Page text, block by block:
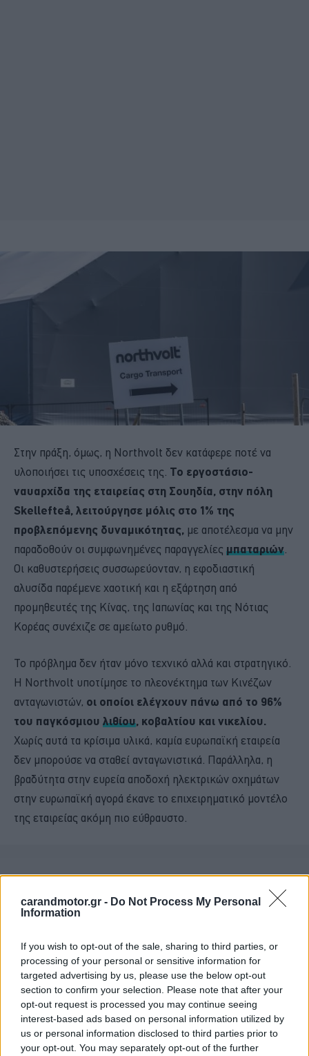
carandmotor.gr - Do Not Process My Personal
Information
If you wish to opt-out of the sale, sharing to third parties, or
processing of your personal or sensitive information for
targeted advertising by us, please use the below opt-out
section to confirm your selection. Please note that after your
opt-out request is processed you may continue seeing
interest-based ads based on personal information utilized by
us or personal information disclosed to third parties prior to
your opt-out. You may separately opt-out of the further
Στην πράξη, όμως, η Northvolt δεν κατάφερε ποτέ να
υλοποιήσει τις υποσχέσεις της. Το εργοστάσιο-
ναυαρχίδα της εταιρείας στη Σουηδία, στην πόλη
Skellefteå, λειτούργησε μόλις στο 1% της
προβλεπόμενης δυναμικότητας, με αποτέλεσμα να μην
παραδοθούν οι συμφωνημένες παραγγελίες μπαταριών
Οι καθυστερήσεις συσσωρεύονταν, η εφοδιαστική
αλυσίδα παρέμενε χαοτική και η εξάρτηση από
προμηθευτές της Κίνας, της Ιαπωνίας και της Νότιας
Κορέας συνέχιζε σε αμείωτο ρυθμό.
Το πρόβλημα δεν ήταν μόνο τεχνικό αλλά και στρατηγικό.
Η Northvolt υποτίμησε το πλεονέκτημα των Κινέζων
ανταγωνιστών, οι οποίοι ελέγχουν πάνω από το 96%
του παγκόσμιου λιθίου, κοβαλτίου και νικελίου.
Χωρίς αυτά τα κρίσιμα υλικά, καμία ευρωπαϊκή εταιρεία
δεν μπορούσε να σταθεί ανταγωνιστικά. Παράλληλα, η
βραδύτητα στην ευρεία αποδοχή ηλεκτρικών οχημάτων
στην ευρωπαϊκή αγορά έκανε το επιχειρηματικό μοντέλο
της εταιρείας ακόμη πιο εύθραυστο.